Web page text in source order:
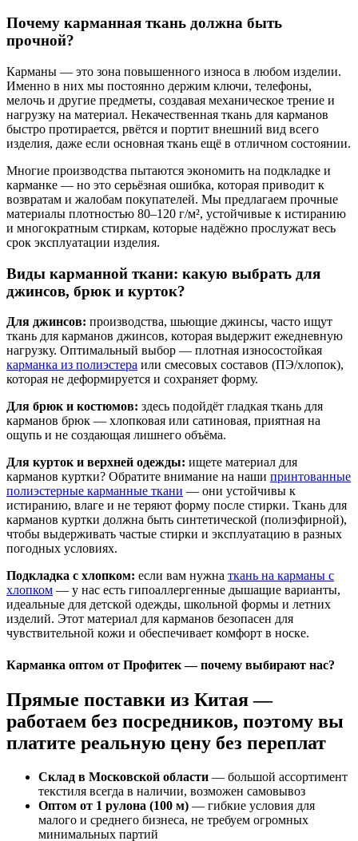
Почему карманная ткань должна быть
прочной?
Карманы — это зона повышенного износа в любом изделии.
Именно в них мы постоянно держим ключи, телефоны,
мелочь и другие предметы, создавая механическое трение и
нагрузку на материал. Некачественная ткань для карманов
быстро протирается, рвётся и портит внешний вид всего
изделия, даже если основная ткань ещё в отличном состоянии.
Многие производства пытаются экономить на подкладке и
карманке — но это серьёзная ошибка, которая приводит к
возвратам и жалобам покупателей. Мы предлагаем прочные
материалы плотностью 80–120 г/м², устойчивые к истиранию
и многократным стиркам, которые надёжно прослужат весь
срок эксплуатации изделия.
Виды карманной ткани: какую выбрать для
джинсов, брюк и курток?
Для джинсов: производства, шьющие джинсы, часто ищут
ткань для карманов джинсов, которая выдержит ежедневную
нагрузку. Оптимальный выбор — плотная износостойкая
карманка из полиэстера или смесовых составов (ПЭ/хлопок),
которая не деформируется и сохраняет форму.
Для брюк и костюмов: здесь подойдёт гладкая ткань для
карманов брюк — хлопковая или сатиновая, приятная на
ощупь и не создающая лишнего объёма.
Для курток и верхней одежды: ищете материал для
карманов куртки? Обратите внимание на наши принтованные
полиэстерные карманные ткани — они устойчивы к
истиранию, влаге и не теряют форму после стирки. Ткань для
карманов куртки должна быть синтетической (полиэфирной),
чтобы выдерживать частые стирки и эксплуатацию в разных
погодных условиях.
Подкладка с хлопком: если вам нужна ткань на карманы с
хлопком — у нас есть гипоаллергенные дышащие варианты,
идеальные для детской одежды, школьной формы и летних
изделий. Этот материал для карманов безопасен для
чувствительной кожи и обеспечивает комфорт в носке.
Карманка оптом от Профитек — почему выбирают нас?
Прямые поставки из Китая —
работаем без посредников, поэтому вы
платите реальную цену без переплат
Склад в Московской области — большой ассортимент
текстиля всегда в наличии, возможен самовывоз
Оптом от 1 рулона (100 м) — гибкие условия для
малого и среднего бизнеса, не требуем огромных
минимальных партий